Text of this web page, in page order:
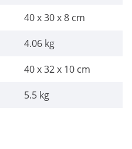
40 x 30 x 8 cm
4.06 kg
40 x 32 x 10 cm
5.5 kg